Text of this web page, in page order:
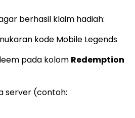
berhasil klaim hadiah:
kode Mobile Legends
pada kolom Redemption
server (contoh: